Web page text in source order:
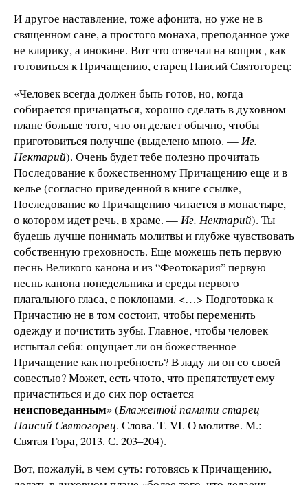
И другое наставление, тоже афонита, но уже не в
священном сане, а простого монаха, преподанное уже
не клирику, а инокине. Вот что отвечал на вопрос, как
готовиться к Причащению, старец Паисий Святогорец:
«Человек всегда должен быть готов, но, когда
собирается причащаться, хорошо сделать в духовном
плане больше того, что он делает обычно, чтобы
приготовиться получше (выделено мною. —Иг.
Нектарий). Очень будет тебе полезно прочитать
Последование к божественному Причащению еще и в
келье (согласно приведенной в книге ссылке,
Последование ко Причащению читается в монастыре,
о котором идет речь, в храме. —Иг. Нектарий). Ты
будешь лучше понимать молитвы и глубже чувствовать
собственную греховность. Еще можешь петь первую
песнь Великого канона и из “Феотокария” первую
песнь канона понедельника и среды первого
плагального гласа, с поклонами. <…> Подготовка к
Причастию не в том состоит, чтобы переменить
одежду и почистить зубы. Главное, чтобы человек
испытал себя: ощущает ли он божественное
Причащение как потребность? В ладу ли он со своей
совестью? Может, есть что­то, что препятствует ему
причаститься и до сих пор остается
неисповеданным» (Блаженной памяти старец
Паисий Святогорец. Слова. Т. VI. О молитве. М.:
Святая Гора, 2013. С. 203–204).
Вот, пожалуй, в чем суть: готовясь к Причащению,